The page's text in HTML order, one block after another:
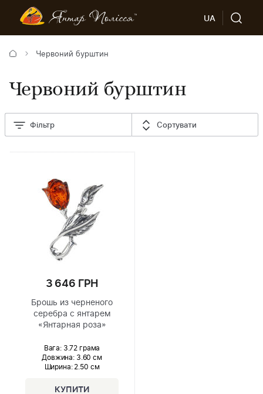
UA
Червоний бурштин
Червоний бурштин
Фільтр Сортувати
3 646 ГРН
Брошь из черненого
серебра с янтарем
«Янтарная роза»
Вага: 3.72 грама
Довжина: 3.60 см
Ширина: 2.50 см